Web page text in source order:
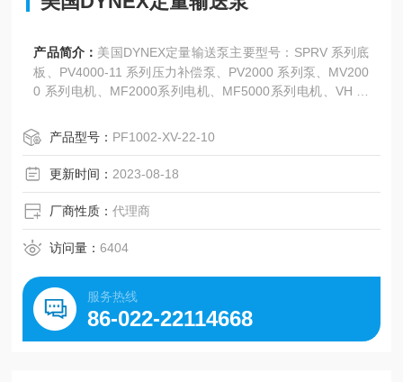
产品简介： 美国DYNEX定量输送泵主要型号：SPRV 系列底
板、PV4000-11 系列压力补偿泵、PV2000 系列泵、MV200
0 系列电机、MF2000系列电机、MF5000系列电机、VH 系
阀门、8800 系列提升阀、8800 系列平衡滑阀、VSW 系列夹
层阀、VST 系列座阀、HP05H高压流量阀、HP05 高压阀、
HP03等。
产品型号： PF1002-XV-22-10
更新时间： 2023-08-18
厂商性质：代理商
访问量：6404
服务热线
86-022-22114668